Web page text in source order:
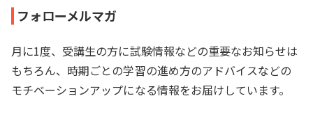
フォローメルマガ
月に1度、受講生の方に試験情報などの重要なお知らせは
もちろん、時期ごとの学習の進め方のアドバイスなどの
モチベーションアップになる情報をお届けしています。